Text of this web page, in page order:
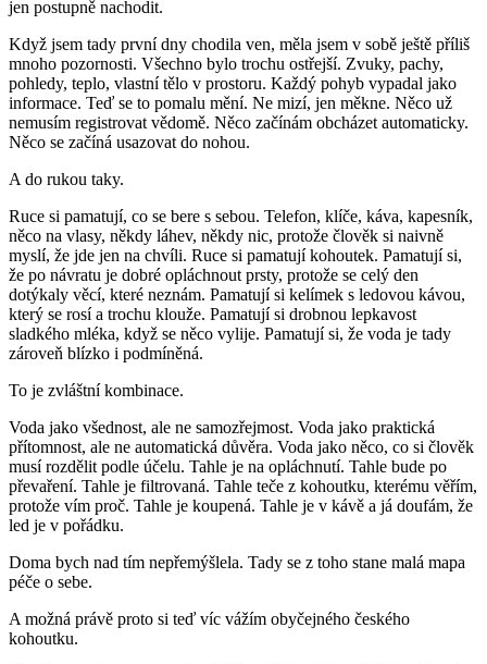
jen postupně nachodit.
Když jsem tady první dny chodila ven, měla jsem v sobě ještě příliš
mnoho pozornosti. Všechno bylo trochu ostřejší. Zvuky, pachy,
pohledy, teplo, vlastní tělo v prostoru. Každý pohyb vypadal jako
informace. Teď se to pomalu mění. Ne mizí, jen měkne. Něco už
nemusím registrovat vědomě. Něco začínám obcházet automaticky.
Něco se začíná usazovat do nohou.
A do rukou taky.
Ruce si pamatují, co se bere s sebou. Telefon, klíče, káva, kapesník,
něco na vlasy, někdy láhev, někdy nic, protože člověk si naivně
myslí, že jde jen na chvíli. Ruce si pamatují kohoutek. Pamatují si,
že po návratu je dobré opláchnout prsty, protože se celý den
dotýkaly věcí, které neznám. Pamatují si kelímek s ledovou kávou,
který se rosí a trochu klouže. Pamatují si drobnou lepkavost
sladkého mléka, když se něco vylije. Pamatují si, že voda je tady
zároveň blízko i podmíněná.
To je zvláštní kombinace.
Voda jako všednost, ale ne samozřejmost. Voda jako praktická
přítomnost, ale ne automatická důvěra. Voda jako něco, co si člověk
musí rozdělit podle účelu. Tahle je na opláchnutí. Tahle bude po
převaření. Tahle je filtrovaná. Tahle teče z kohoutku, kterému věřím,
protože vím proč. Tahle je koupená. Tahle je v kávě a já doufám, že
led je v pořádku.
Doma bych nad tím nepřemýšlela. Tady se z toho stane malá mapa
péče o sebe.
A možná právě proto si teď víc vážím obyčejného českého
kohoutku.